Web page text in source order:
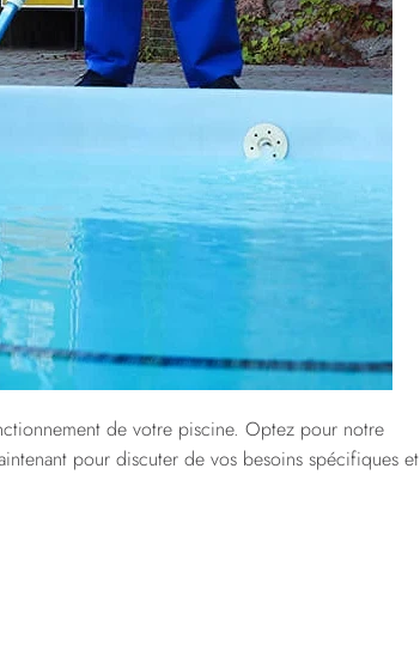
de votre piscine. Optez pour notre
pour discuter de vos besoins spécifiques et